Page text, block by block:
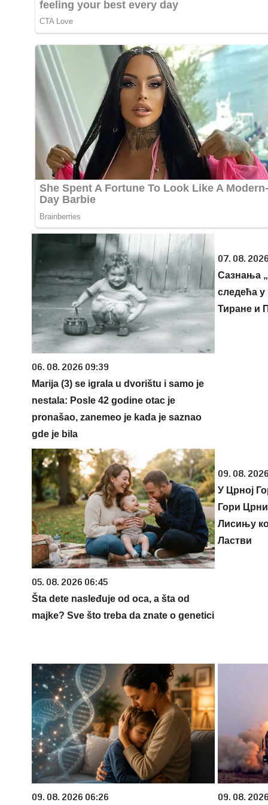
06. 08. 2026 09:39
Marija (3) se igrala u dvorištu i samo je
nestala: Posle 42 godine otac je
pronašao, zanemeo je kada je saznao
gde je bila
07. 08.
Сазнања
следећа у
Тиране и
05. 08. 2026 06:45
Šta dete nasleđuje od oca, a šta od
majke? Sve što treba da znate o genetici
09. 08.
У Црној
Гори
Лисињу
Ластви
09. 08. 2026 06:26 09. 08.